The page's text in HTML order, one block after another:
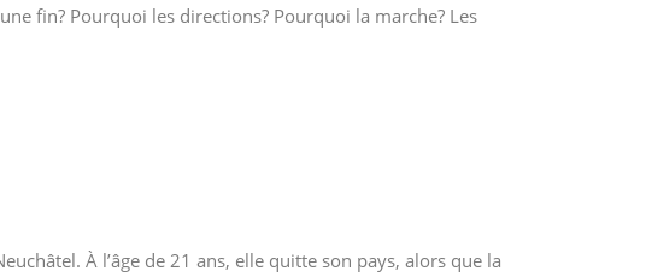
fin? Pourquoi les directions? Pourquoi la marche? Les
À l’âge de 21 ans, elle quitte son pays, alors que la